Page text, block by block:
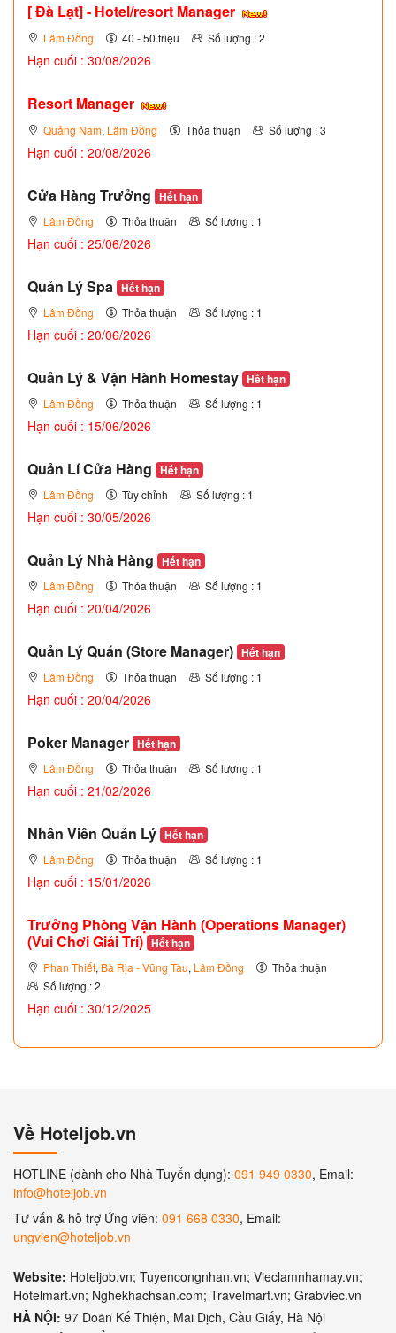
[ Đà Lạt] - Hotel/resort Manager
Lâm Đồng 40 - 50 triệu Số lượng : 2
Hạn cuối : 30/08/2026
Resort Manager
Quảng Nam, Lâm Đồng Thỏa thuận Số lượng : 3
Hạn cuối : 20/08/2026
Cửa Hàng Trưởng Hết hạn
Lâm Đồng Thỏa thuận Số lượng : 1
Hạn cuối : 25/06/2026
Quản Lý Spa Hết hạn
Lâm Đồng Thỏa thuận Số lượng : 1
Hạn cuối : 20/06/2026
Quản Lý & Vận Hành Homestay Hết hạn
Lâm Đồng Thỏa thuận Số lượng : 1
Hạn cuối : 15/06/2026
Quản Lí Cửa Hàng Hết hạn
Lâm Đồng Tùy chỉnh Số lượng : 1
Hạn cuối : 30/05/2026
Quản Lý Nhà Hàng Hết hạn
Lâm Đồng Thỏa thuận Số lượng : 1
Hạn cuối : 20/04/2026
Quản Lý Quán (Store Manager) Hết hạn
Lâm Đồng Thỏa thuận Số lượng : 1
Hạn cuối : 20/04/2026
Poker Manager Hết hạn
Lâm Đồng Thỏa thuận Số lượng : 1
Hạn cuối : 21/02/2026
Nhân Viên Quản Lý Hết hạn
Lâm Đồng Thỏa thuận Số lượng : 1
Hạn cuối : 15/01/2026
Trưởng Phòng Vận Hành (Operations Manager)
(Vui Chơi Giải Trí) Hết hạn
Phan Thiết, Bà Rịa - Vũng Tàu, Lâm Đồng
Thỏa thuận
Số lượng : 2
Hạn cuối : 30/12/2025
Về Hoteljob.vn
HOTLINE (dành cho Nhà Tuyển dụng): 091 949 0330, Email:
info@hoteljob.vn
Tư vấn & hỗ trợ Ứng viên: 091 668 0330, Email:
ungvien@hoteljob.vn
Website: Hoteljob.vn; Tuyencongnhan.vn; Vieclamnhamay.vn;
Hotelmart.vn; Nghekhachsan.com; Travelmart.vn; Grabviec.vn
HÀ NỘI: 97 Doãn Kế Thiện, Mai Dịch, Cầu Giấy, Hà Nội